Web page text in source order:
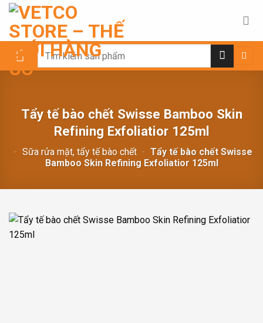
Chuyển
đến
nội
dung
Search
Tẩy tế bào chết Swisse Bamboo Skin
Refining Exfoliatior 125ml
- Sữa rửa mặt, tẩy tế bào chết - Tẩy tế bào chết Swisse
Bamboo Skin Refining Exfoliatior 125ml